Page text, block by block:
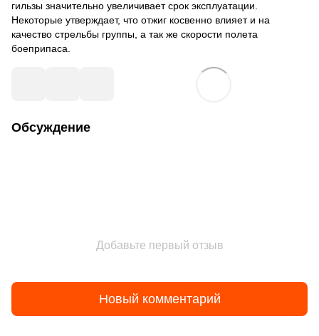
гильзы значительно увеличивает срок эксплуатации.
Некоторые утверждает, что отжиг косвенно влияет и на
качество стрельбы группы, а так же скорости полета
боеприпаса.
Обсуждение
Добавьте первый отзыв
Новый комментарий